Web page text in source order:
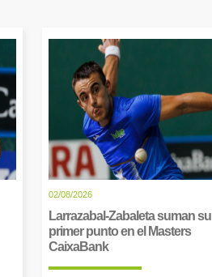
02/08/2026
Larrazabal-Zabaleta suman su
primer punto en el Masters
CaixaBank